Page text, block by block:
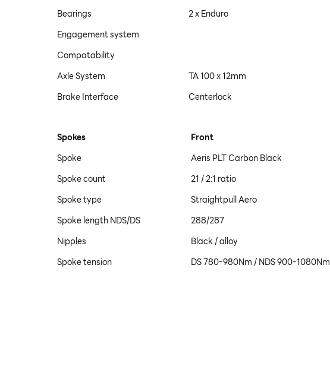
Bearings
2 x Enduro
Engagement system
Compatability
Axle System
TA 100 x 12mm
Brake Interface
Centerlock
Spokes Front
Spoke
Aeris PLT Carbon Black
Spoke count
21 / 2:1 ratio
Spoke type
Straightpull Aero
Spoke length NDS/DS
288/287
Nipples
Black / alloy
Spoke tension
DS 780-980Nm / NDS 900-1080Nm